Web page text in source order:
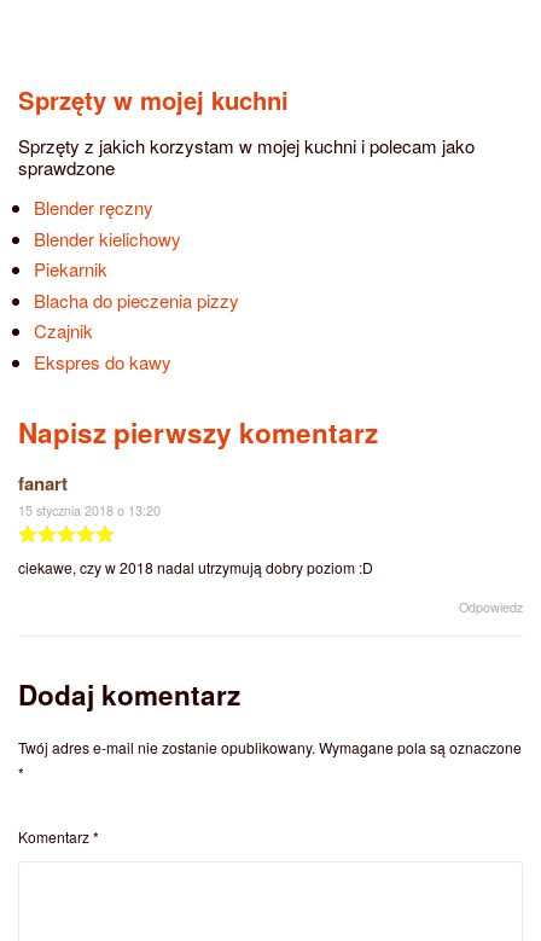
Sprzęty w mojej kuchni
Sprzęty z jakich korzystam w mojej kuchni i polecam jako
sprawdzone
Blender ręczny
Blender kielichowy
Piekarnik
Blacha do pieczenia pizzy
Czajnik
Ekspres do kawy
Napisz pierwszy komentarz
fanart
15 stycznia 2018 o 13:20
ciekawe, czy w 2018 nadal utrzymują dobry poziom :D
Odpowiedz
Dodaj komentarz
Twój adres e-mail nie zostanie opublikowany.Wymagane pola są oznaczone
*
Komentarz*